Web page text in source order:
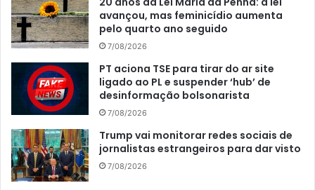
avançou, mas feminicídio aumenta
pelo quarto ano seguido
7/08/2026
PT aciona TSE para tirar do ar site
ligado ao PL e suspender ‘hub’ de
desinformação bolsonarista
7/08/2026
Trump vai monitorar redes sociais de
jornalistas estrangeiros para dar visto
7/08/2026